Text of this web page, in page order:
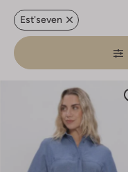
Est'seven